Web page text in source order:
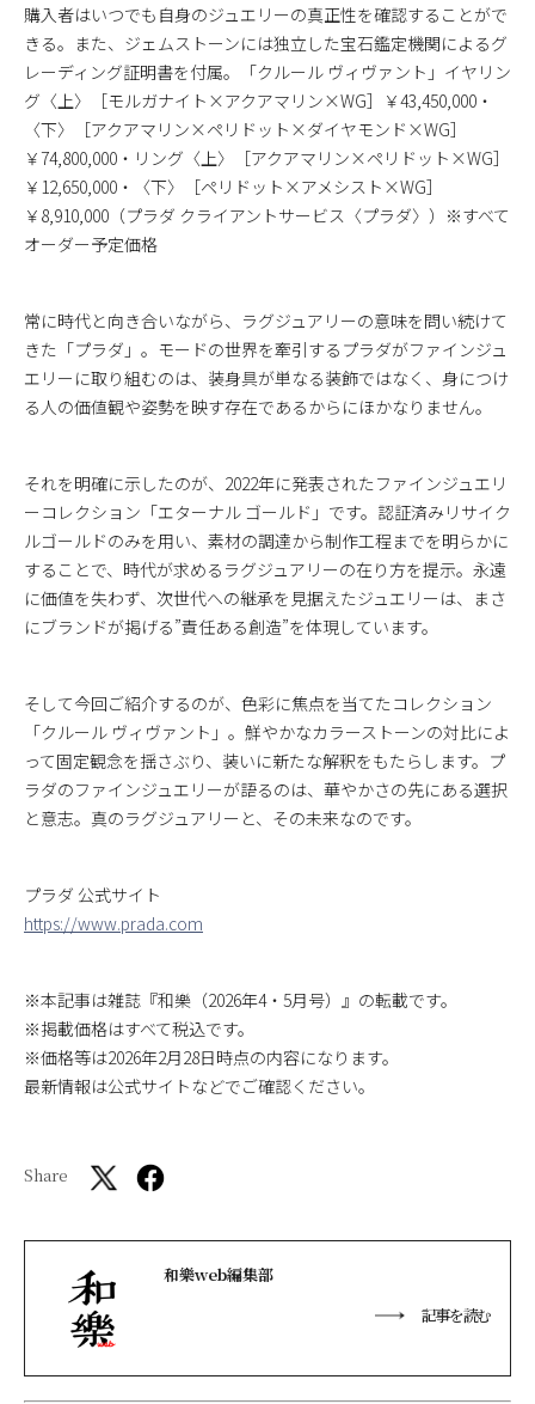
購入者はいつでも自身のジュエリーの真正性を確認することがで
きる。また、ジェムストーンには独立した宝石鑑定機関によるグ
レーディング証明書を付属。「クルール ヴィヴァント」イヤリン
グ〈上〉［モルガナイト×アクアマリン×WG］￥43,450,000・
〈下〉［アクアマリン×ペリドット×ダイヤモンド×WG］
￥74,800,000・リング〈上〉［アクアマリン×ペリドット×WG］
￥12,650,000・〈下〉［ペリドット×アメシスト×WG］
￥8,910,000（プラダ クライアントサービス〈プラダ〉）※すべて
オーダー予定価格
常に時代と向き合いながら、ラグジュアリーの意味を問い続けて
きた「プラダ」。モードの世界を牽引するプラダがファインジュ
エリーに取り組むのは、装身具が単なる装飾ではなく、身につけ
る人の価値観や姿勢を映す存在であるからにほかなりません。
それを明確に示したのが、2022年に発表されたファインジュエリ
ーコレクション「エターナル ゴールド」です。認証済みリサイク
ルゴールドのみを用い、素材の調達から制作工程までを明らかに
することで、時代が求めるラグジュアリーの在り方を提示。永遠
に価値を失わず、次世代への継承を見据えたジュエリーは、まさ
にブランドが掲げる”責任ある創造”を体現しています。
そして今回ご紹介するのが、色彩に焦点を当てたコレクション
「クルール ヴィヴァント」。鮮やかなカラーストーンの対比によ
って固定観念を揺さぶり、装いに新たな解釈をもたらします。プ
ラダのファインジュエリーが語るのは、華やかさの先にある選択
と意志。真のラグジュアリーと、その未来なのです。
プラダ 公式サイト
https://www.prada.com
※本記事は雑誌『和樂（2026年4・5月号）』の転載です。
※掲載価格はすべて税込です。
※価格等は2026年2月28日時点の内容になります。
最新情報は公式サイトなどでご確認ください。
Share
和樂web編集部
記事を読む